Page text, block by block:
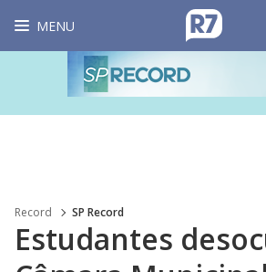
MENU
Record SP Record
Estudantes